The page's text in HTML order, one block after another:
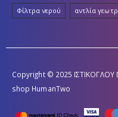
Φίλτρα νερού αντλία
Copyright © 2025 ΙΣΤΙΚΟΓΛΟΥ
shop HumanTwo